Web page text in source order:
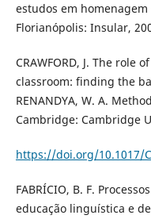
estudos em
Florianópolis: Insular,
CRAWFORD, J. The role
classroom: finding the
RENANDYA, W. A.
Cambridge: Cambridge
https://doi.org/10.1017/
FABRÍCIO, B. F.
educação linguística e